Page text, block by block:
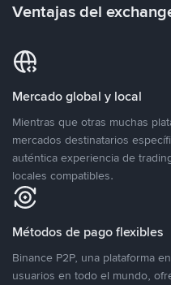
Ventajas del
Mercado global y local
Mientras que otras muchas
mercados destinatarios
auténtica experiencia de
locales compatibles.
Métodos de pago flexibles
Binance P2P, una plataforma
usuarios en todo el mundo,